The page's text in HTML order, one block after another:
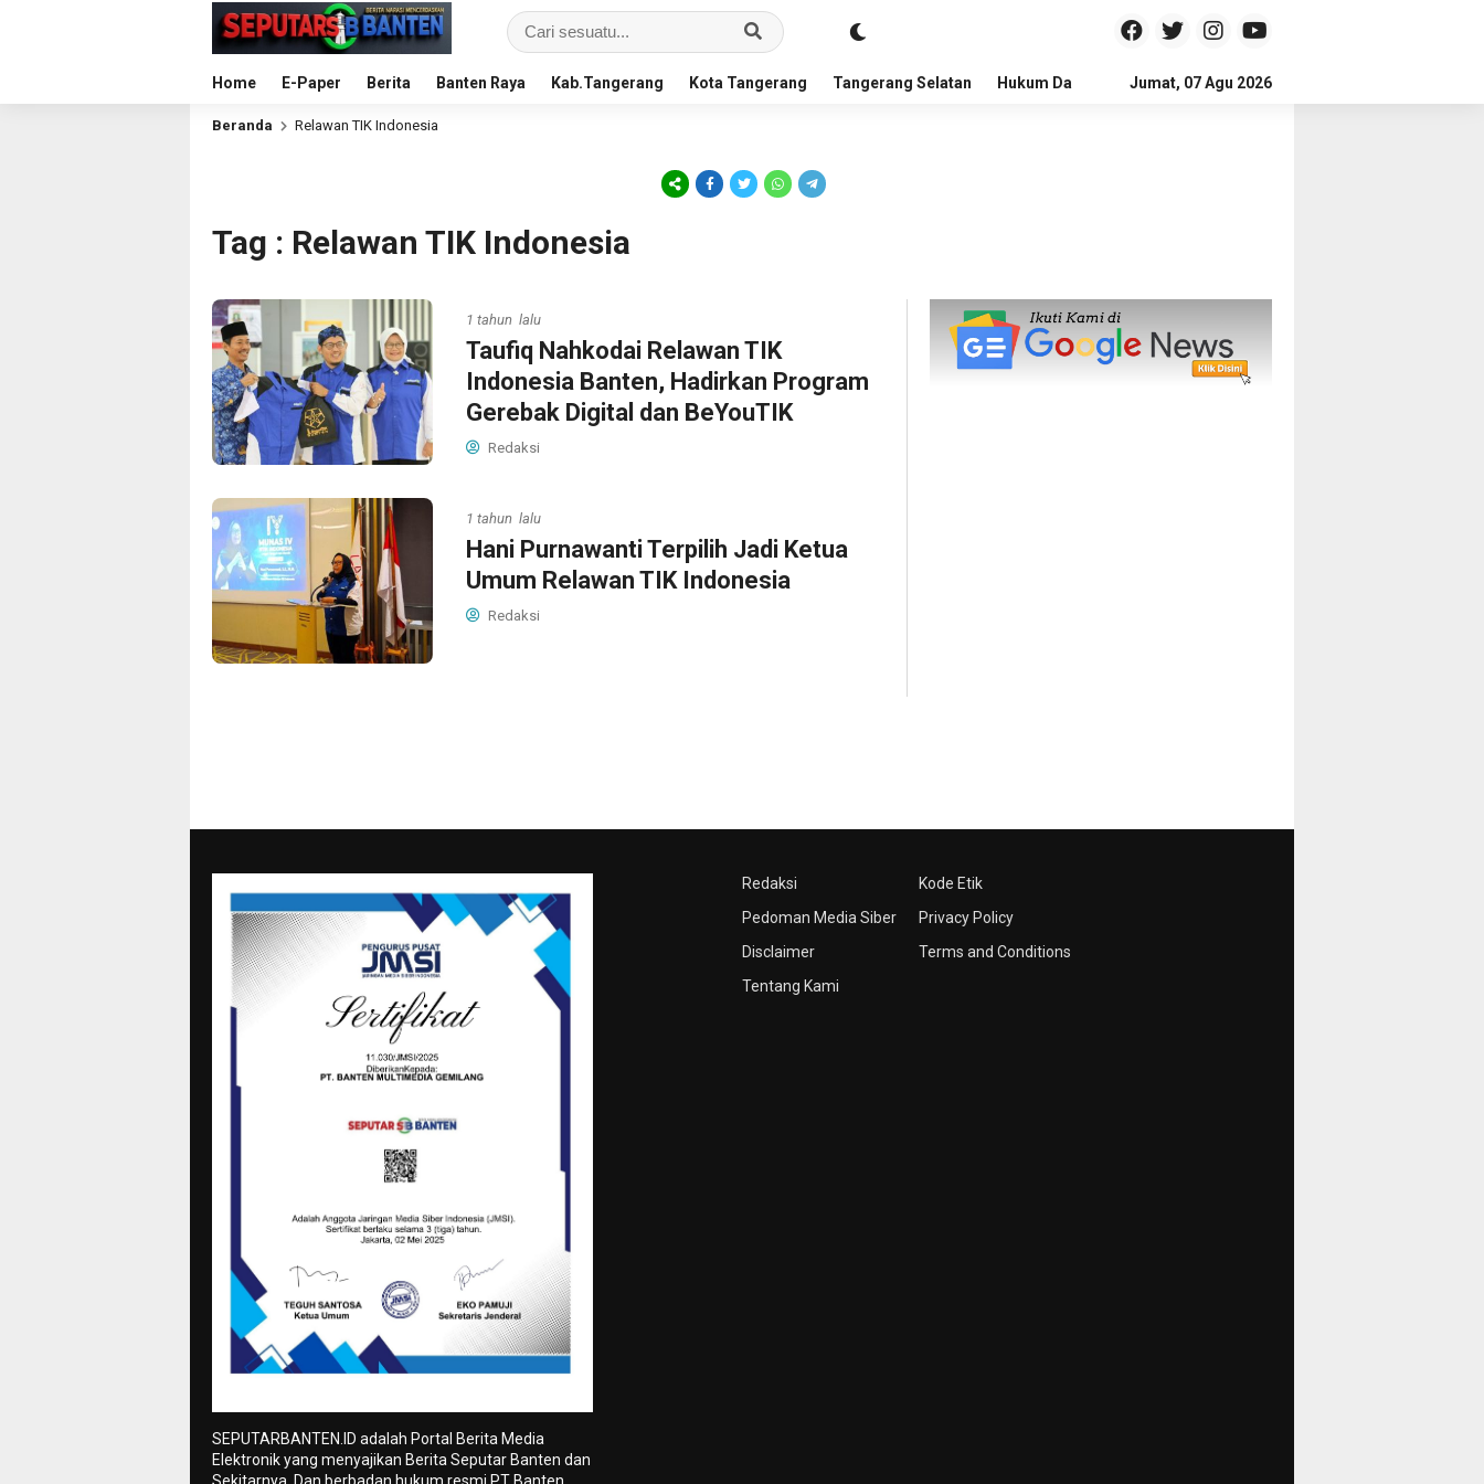
Home E-Paper Berita Banten Raya Kab.Tangerang Kota Tangerang Tangerang Selatan Hukum Dan Kriminal Politik Pendidikan
Jumat, 07 Agu 2026
Beranda Relawan TIK Indonesia
Tag : Relawan TIK Indonesia
1 tahun lalu
Taufiq Nahkodai Relawan TIK
Indonesia Banten, Hadirkan Program
Gerebak Digital dan BeYouTIK
Redaksi
1 tahun lalu
Hani Purnawanti Terpilih Jadi Ketua
Umum Relawan TIK Indonesia
Redaksi
Redaksi
Pedoman Media Siber
Disclaimer
Tentang Kami
Kode Etik
Privacy Policy
Terms and Conditions
SEPUTARBANTEN.ID adalah Portal Berita Media
Elektronik yang menyajikan Berita Seputar Banten dan